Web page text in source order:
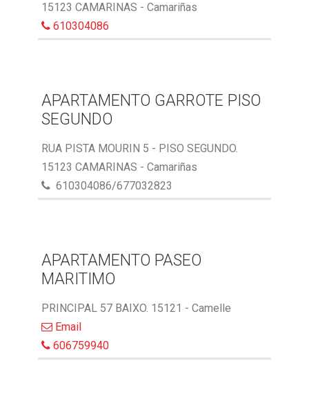
15123 CAMARINAS - Camariñas
610304086
APARTAMENTO GARROTE PISO
SEGUNDO
RUA PISTA MOURIN 5 - PISO SEGUNDO.
15123 CAMARINAS - Camariñas
610304086/677032823
APARTAMENTO PASEO
MARITIMO
PRINCIPAL 57 BAIXO. 15121 - Camelle
Email
606759940